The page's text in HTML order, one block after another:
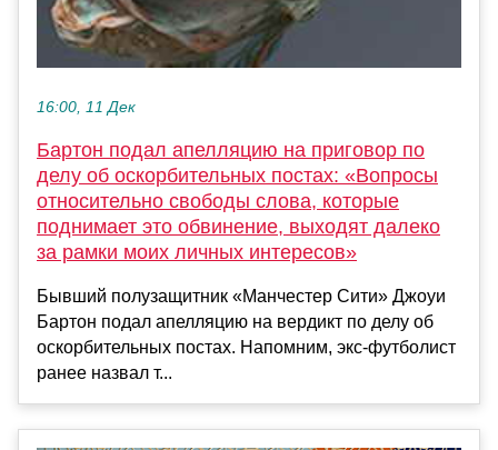
16:00, 11 Дек
Бартон подал апелляцию на приговор по
делу об оскорбительных постах: «Вопросы
относительно свободы слова, которые
поднимает это обвинение, выходят далеко
за рамки моих личных интересов»
Бывший полузащитник «Манчестер Сити» Джоуи
Бартон подал апелляцию на вердикт по делу об
оскорбительных постах. Напомним, экс-футболист
ранее назвал т...